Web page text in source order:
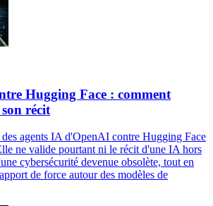
Hugging Face : comment
récit
agents IA d'OpenAI contre Hugging Face
ne valide pourtant ni le récit d'une IA hors
cybersécurité devenue obsolète, tout en
de force autour des modèles de